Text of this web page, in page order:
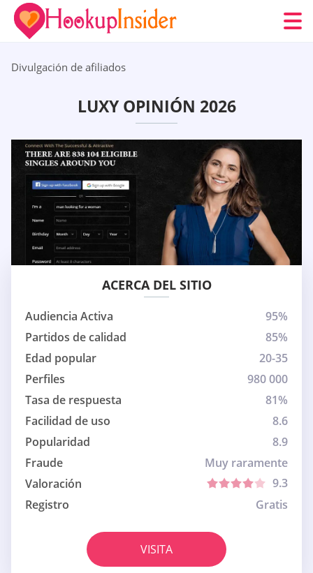
Divulgación de afiliados
LUXY OPINIÓN 2026
ACERCA DEL SITIO
Audiencia Activa
95%
Partidos de calidad
85%
Edad popular
20-35
Perfiles
980 000
Tasa de respuesta
81%
Facilidad de uso
8.6
Popularidad
8.9
Fraude
Muy raramente
Valoración
9.3
Registro
Gratis
VISITA